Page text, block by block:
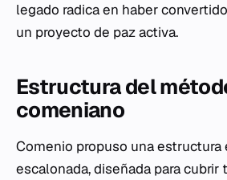
legado radica en haber
un proyecto de paz activa.
Estructura del
comeniano
Comenio propuso una estructura
escalonada, diseñada para